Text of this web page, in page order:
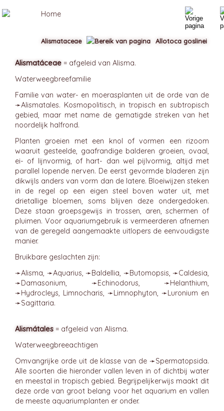
Alismatáceae = afgeleid van Alisma.
Waterweegbreefamilie
Familie van water- en moerasplanten uit de orde van de
➛Alismatales. Kosmopolitisch, in tropisch en subtropisch
gebied, maar met name de gematigde streken van het
noordelijk halfrond.
Planten groeien met een knol of vormen een rizoom
waaruit gesteelde, gaafrandige balderen groeien, ovaal,
ei- of lijnvormig, of hart- dan wel pijlvormig, altijd met
parallel lopende nerven. De eerst gevormde bladeren zijn
dikwijls anders van vorm dan de latere. Bloeiwijzen steken
in de regel op een eigen steel boven water uit, met
drietallige bloemen, soms blijven deze ondergedoken.
Deze staan groepsgewijs in trossen, aren, schermen of
pluimen. Voor aquariumgebruik is vermeerderen afnemen
van de geregeld aangemaakte uitlopers de eenvoudigste
manier.
Bruikbare geslachten zijn:
➛Alisma, ➛Aquarius, ➛Baldellia, ➛Butomopsis, ➛Caldesia,
➛Damasonium, ➛Echinodorus, ➛Helanthium,
➛Hydrocleys, Limnocharis, ➛Limnophyton, ➛Luronium en
➛Sagittaria.
Alismátales = afgeleid van Alisma.
Waterweegbreeachtigen
Omvangrijke orde uit de klasse van de ➛Spermatopsida.
Alle soorten die hieronder vallen leven in of dichtbij water
en meestal in tropisch gebied. Begrijpelijkerwijs maakt dit
deze orde van groot belang voor het aquarium en vallen
de meeste aquariumplanten er onder.
Alismataceae Allotoca goslinei